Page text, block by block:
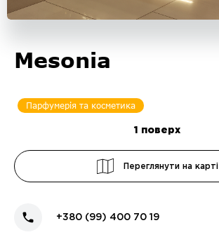
Mesonia
Парфумерія та косметика
1 поверх
Переглянути на карті
+380 (99) 400 70 19